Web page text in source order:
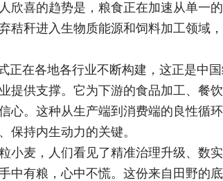
欣喜的趋势是，粮食正在加速从单一
秸秆进入生物质能源和饲料加工领域
正在各地各行业不断构建，这正是中
提供支撑。它为下游的食品加工、餐
心。这种从生产端到消费端的良性循
保持内生动力的关键。
小麦，人们看见了精准治理升级、数
中有粮，心中不慌。这份来自田野的